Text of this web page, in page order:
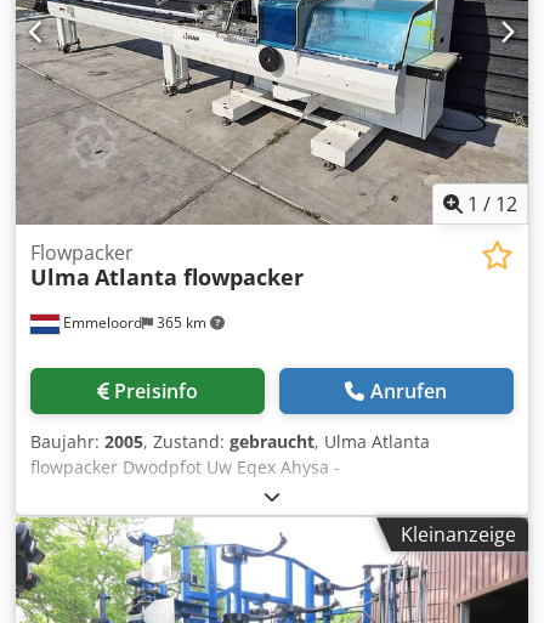
1 / 12
Emmeloord 365 km
Flowpacker
Ulma Atlanta flowpacker
Preisinfo Anrufen
Baujahr: 2005, Zustand: gebraucht, Ulma Atlanta
flowpacker Dwodpfot Uw Eqex Ahysa -
Kleinanzeige